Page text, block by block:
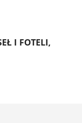
I FOTELI,